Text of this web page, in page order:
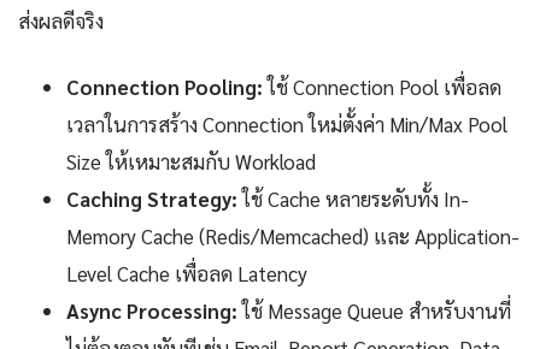
ส่งผลดีจริง
Connection Pooling:ใช้ Connection Pool เพื่อลด
เวลาในการสร้าง Connection ใหม่ตั้งค่า Min/Max Pool
Size ให้เหมาะสมกับ Workload
Caching Strategy:ใช้ Cache หลายระดับทั้ง In-
Memory Cache (Redis/Memcached) และ Application-
Level Cache เพื่อลด Latency
Async Processing:ใช้ Message Queue สำหรับงานที่